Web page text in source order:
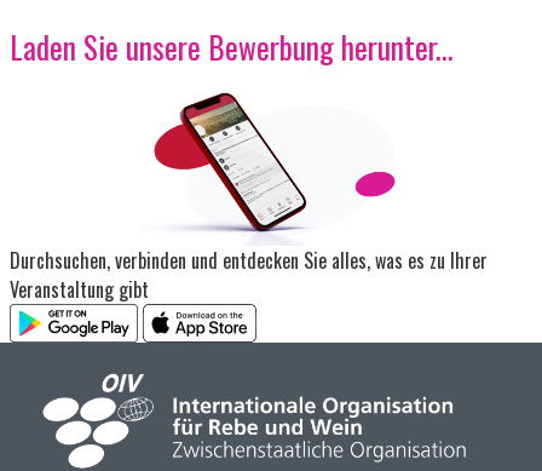
Laden Sie unsere Bewerbung herunter...
Durchsuchen, verbinden und entdecken Sie alles, was es zu Ihrer
Veranstaltung gibt